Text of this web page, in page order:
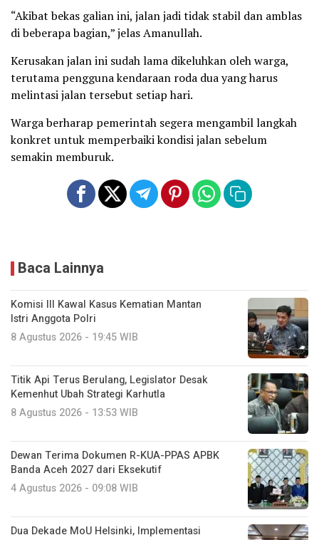
“Akibat bekas galian ini, jalan jadi tidak stabil dan amblas
di beberapa bagian,” jelas Amanullah.
Kerusakan jalan ini sudah lama dikeluhkan oleh warga,
terutama pengguna kendaraan roda dua yang harus
melintasi jalan tersebut setiap hari.
Warga berharap pemerintah segera mengambil langkah
konkret untuk memperbaiki kondisi jalan sebelum
semakin memburuk.
Baca Lainnya
Komisi III Kawal Kasus Kematian Mantan
Istri Anggota Polri
8 Agustus 2026 - 19:45 WIB
Titik Api Terus Berulang, Legislator Desak
Kemenhut Ubah Strategi Karhutla
8 Agustus 2026 - 13:53 WIB
Dewan Terima Dokumen R-KUA-PPAS APBK
Banda Aceh 2027 dari Eksekutif
4 Agustus 2026 - 09:08 WIB
Dua Dekade MoU Helsinki, Implementasi